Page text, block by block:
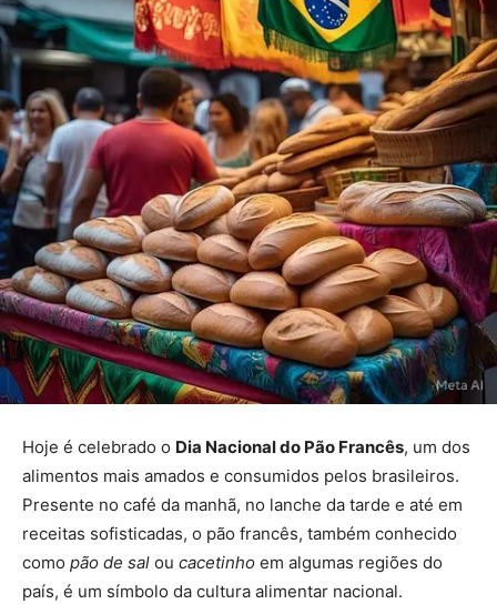
Hoje é celebrado o Dia Nacional do Pão Francês, um dos
alimentos mais amados e consumidos pelos brasileiros.
Presente no café da manhã, no lanche da tarde e até em
receitas sofisticadas, o pão francês, também conhecido
como pão de sal ou cacetinho em algumas regiões do
país, é um símbolo da cultura alimentar nacional.